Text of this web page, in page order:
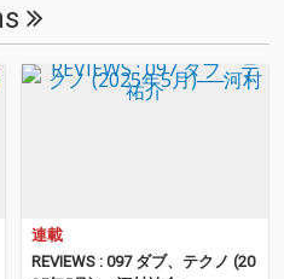
連載
REVIEWS : 097 ダブ、テクノ (20